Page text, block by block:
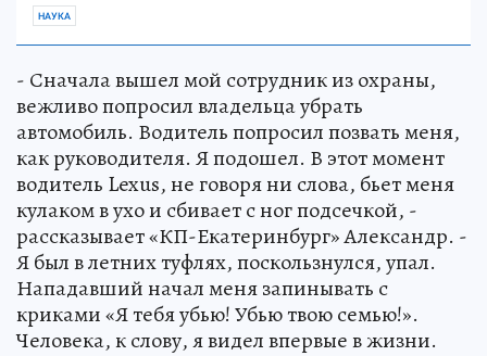
НАУКА
- Сначала вышел мой сотрудник из охраны,
вежливо попросил владельца убрать
автомобиль. Водитель попросил позвать меня,
как руководителя. Я подошел. В этот момент
водитель Lexus, не говоря ни слова, бьет меня
кулаком в ухо и сбивает с ног подсечкой, -
рассказывает «КП-Екатеринбург» Александр. -
Я был в летних туфлях, поскользнулся, упал.
Нападавший начал меня запинывать с
криками «Я тебя убью! Убью твою семью!».
Человека, к слову, я видел впервые в жизни.